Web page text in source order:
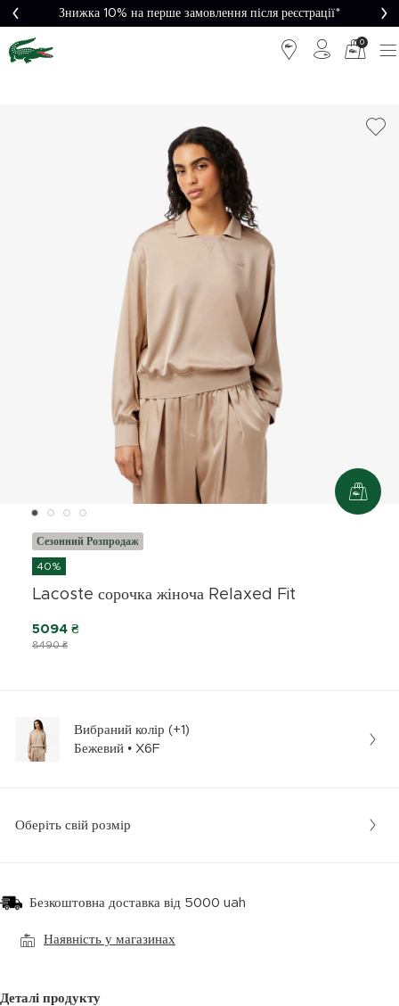
Знижка 10% на перше замовлення після реєстрації*
0
Сезонний Розпродаж
40%
Lacoste сорочка жіноча Relaxed Fit
8490 ₴
5094 ₴
Вибраний колір (+1)
Бежевий • X6F
Оберіть свій розмір
Безкоштовна доставка від 5000 uah
Наявність у магазинах
Деталі продукту
Безкоштовна
доставка від
5000₴*